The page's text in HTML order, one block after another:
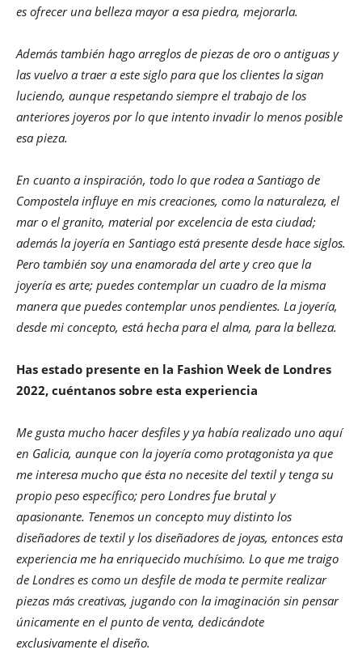
es ofrecer una belleza mayor a esa piedra, mejorarla.
Además también hago arreglos de piezas de oro o antiguas y
las vuelvo a traer a este siglo para que los clientes la sigan
luciendo, aunque respetando siempre el trabajo de los
anteriores joyeros por lo que intento invadir lo menos posible
esa pieza.
En cuanto a inspiración, todo lo que rodea a Santiago de
Compostela influye en mis creaciones, como la naturaleza, el
mar o el granito, material por excelencia de esta ciudad;
además la joyería en Santiago está presente desde hace siglos.
Pero también soy una enamorada del arte y creo que la
joyería es arte; puedes contemplar un cuadro de la misma
manera que puedes contemplar unos pendientes. La joyería,
desde mi concepto, está hecha para el alma, para la belleza.
Has estado presente en la Fashion Week de Londres
2022, cuéntanos sobre esta experiencia
Me gusta mucho hacer desfiles y ya había realizado uno aquí
en Galicia, aunque con la joyería como protagonista ya que
me interesa mucho que ésta no necesite del textil y tenga su
propio peso específico; pero Londres fue brutal y
apasionante. Tenemos un concepto muy distinto los
diseñadores de textil y los diseñadores de joyas, entonces esta
experiencia me ha enriquecido muchísimo. Lo que me traigo
de Londres es como un desfile de moda te permite realizar
piezas más creativas, jugando con la imaginación sin pensar
únicamente en el punto de venta, dedicándote
exclusivamente el diseño.